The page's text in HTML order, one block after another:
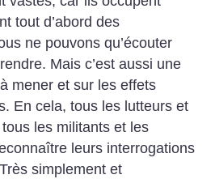
tout d’abord des
ne pouvons qu’écouter
Mais c’est aussi une
mener et sur les effets
En cela, tous les lutteurs et
les militants et les
leurs interrogations
simplement et